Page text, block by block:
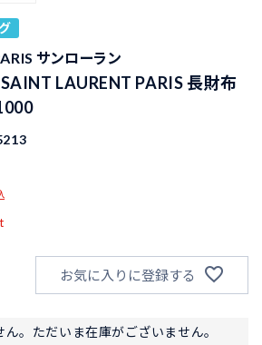
サンローラン
LAURENT PARIS 長財布
お気に入りに登録する
。ただいま在庫がございません。